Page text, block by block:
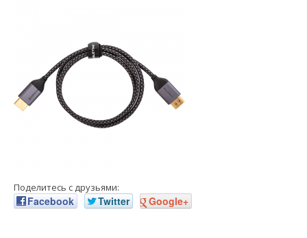
Поделитесь с друзьями:
Facebook Twitter Google+